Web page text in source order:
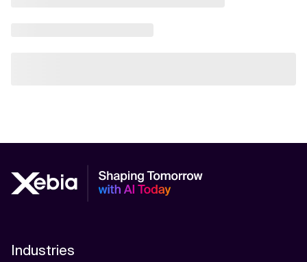
Industries